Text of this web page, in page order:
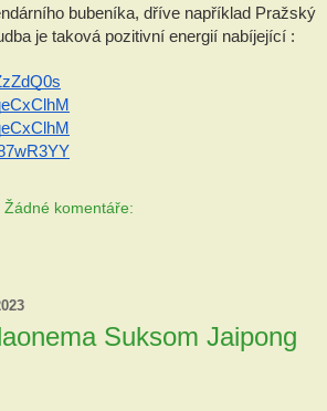
bubeníka, dříve například Pražský
je taková pozitivní energií nabíjející :
Žádné komentáře:
Suksom Jaipong